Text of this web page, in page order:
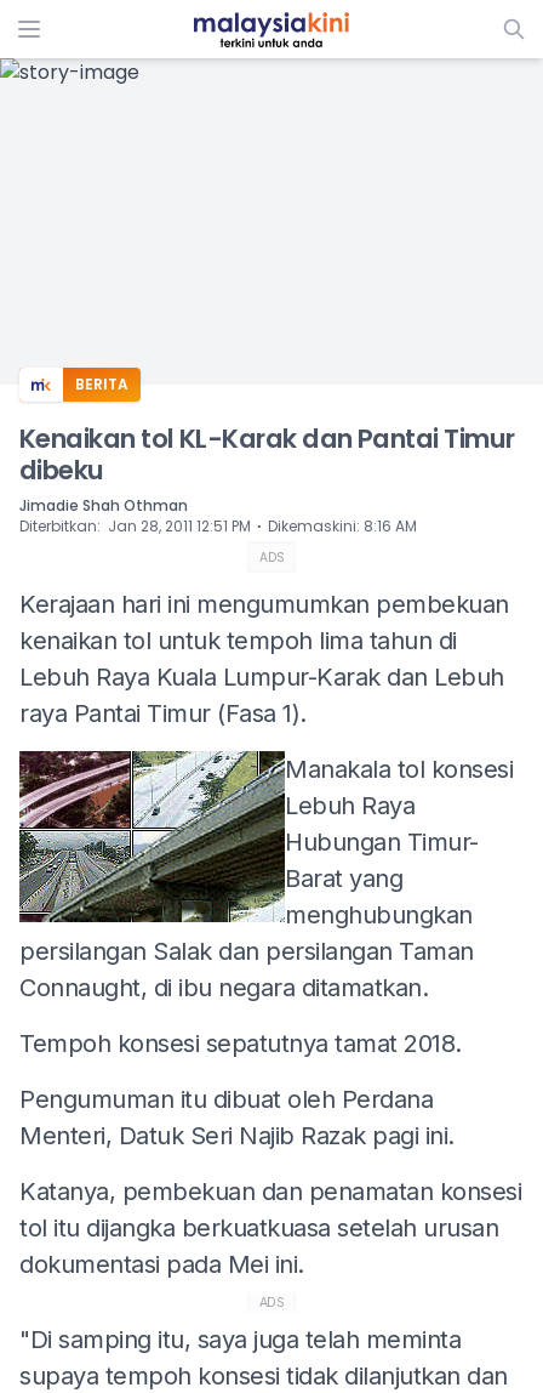
ADS
BERITA
Kenaikan tol KL-Karak dan Pantai Timur
dibeku
Jimadie Shah Othman
Diterbitkan: Jan 28, 2011 12:51 PM ⋅ Dikemaskini: 8:16 AM
ADS
Kerajaan hari ini mengumumkan pembekuan
kenaikan tol untuk tempoh lima tahun di
Lebuh Raya Kuala Lumpur-Karak dan Lebuh
raya Pantai Timur (Fasa 1).
Manakala tol konsesi
Lebuh Raya
Hubungan Timur-
Barat yang
menghubungkan
persilangan Salak dan persilangan Taman
Connaught, di ibu negara ditamatkan.
Tempoh konsesi sepatutnya tamat 2018.
Pengumuman itu dibuat oleh Perdana
Menteri, Datuk Seri Najib Razak pagi ini.
Katanya, pembekuan dan penamatan konsesi
tol itu dijangka berkuatkuasa setelah urusan
dokumentasi pada Mei ini.
ADS
"Di samping itu, saya juga telah meminta
supaya tempoh konsesi tidak dilanjutkan dan